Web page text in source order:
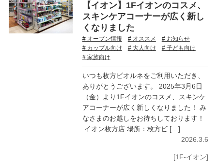
【イオン】1Fイオンのコスメ、
スキンケアコーナーが広く新し
くなりました
# オープン情報 # オススメ
# お知らせ
# カップル向け
# 大人向け
# 子ども向け
# 家族向け
いつも枚方ビオルネをご利用いただき、
ありがとうございます。 2025年3月6日
（金）より1Fイオンのコスメ、スキンケ
アコーナーが広く新しくなりました！ み
なさまのお越しをお待ちしております！
イオン枚方店 場所：枚方ビ […]
2026.3.6
[1F-イオン]